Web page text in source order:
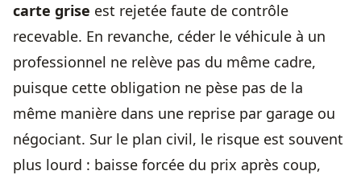
carte grise est rejetée faute de contrôle
recevable. En revanche, céder le véhicule à un
professionnel ne relève pas du même cadre,
puisque cette obligation ne pèse pas de la
même manière dans une reprise par garage ou
négociant. Sur le plan civil, le risque est souvent
plus lourd : baisse forcée du prix après coup,